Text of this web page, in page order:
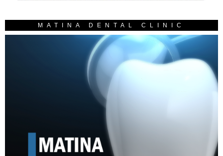
MATINA DENTAL CLINIC